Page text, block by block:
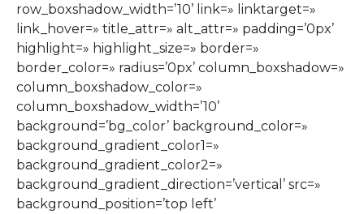
row_boxshadow_width=’10’ link=» linktarget=»
link_hover=» title_attr=» alt_attr=» padding=’0px’
highlight=» highlight_size=» border=»
border_color=» radius=’0px’ column_boxshadow=»
column_boxshadow_color=»
column_boxshadow_width=’10’
background=’bg_color’ background_color=»
background_gradient_color1=»
background_gradient_color2=»
background_gradient_direction=’vertical’ src=»
background_position=’top left’